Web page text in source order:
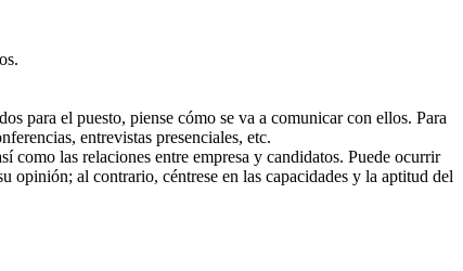
para el puesto, piense cómo se va a comunicar con ellos. Para
entrevistas presenciales, etc.
como las relaciones entre empresa y candidatos. Puede ocurrir
opinión; al contrario, céntrese en las capacidades y la aptitud del